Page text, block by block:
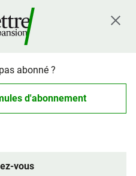
abonné ?
d'abonnement
vous